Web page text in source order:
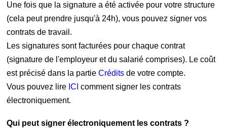
Une fois que la signature a été activée pour votre structure
(cela peut prendre jusqu'à 24h), vous pouvez signer vos
contrats de travail.
Les signatures sont facturées pour chaque contrat
(signature de l'employeur et du salarié comprises). Le coût
est précisé dans la partie Créditsde votre compte.
Vous pouvez lire ICI comment signer les contrats
électroniquement.
Qui peut signer électroniquement les contrats ?